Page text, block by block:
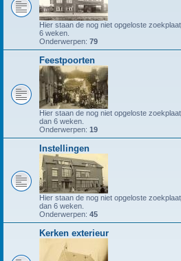
Hier staan de nog niet opgeloste
6 weken.
Onderwerpen: 79
Feestpoorten
Hier staan de nog niet opgeloste
dan 6 weken.
Onderwerpen: 19
Instellingen
Hier staan de nog niet opgeloste
dan 6 weken.
Onderwerpen: 45
Kerken exterieur